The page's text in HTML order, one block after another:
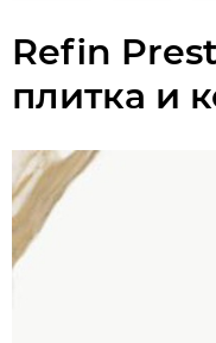
Refin
плитка и